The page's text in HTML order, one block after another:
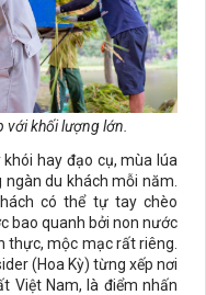
với khối lượng lớn.
hay đạo cụ, mùa lúa
du khách mỗi năm.
có thể tự tay chèo
bao quanh bởi non nước
thực, mộc mạc rất riêng.
(Hoa Kỳ) từng xếp nơi
Việt Nam, là điểm nhấn